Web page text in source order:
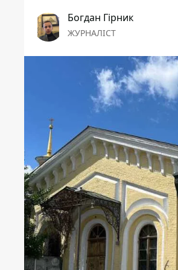
Богдан Гірник
ЖУРНАЛІСТ